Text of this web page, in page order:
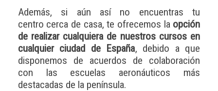
Además, si aún así no encuentras tu
centro cerca de casa, te ofrecemos la opción
de realizar cualquiera de nuestros cursos en
cualquier ciudad de España, debido a que
disponemos de acuerdos de colaboración
con las escuelas aeronáuticos más
destacadas de la península.